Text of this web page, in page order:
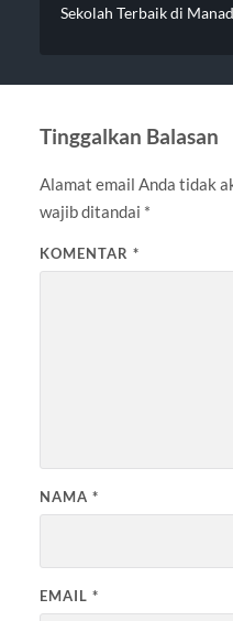
Sekolah Terbaik di
Tinggalkan Balasan
Alamat email Anda tidak
wajib ditandai *
KOMENTAR *
NAMA *
EMAIL *